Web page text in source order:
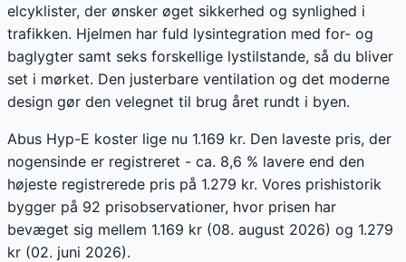
elcyklister, der ønsker øget sikkerhed og synlighed i
trafikken. Hjelmen har fuld lysintegration med for- og
baglygter samt seks forskellige lystilstande, så du bliver
set i mørket. Den justerbare ventilation og det moderne
design gør den velegnet til brug året rundt i byen.
Abus Hyp-E koster lige nu 1.169 kr. Den laveste pris, der
nogensinde er registreret - ca. 8,6 % lavere end den
højeste registrerede pris på 1.279 kr. Vores prishistorik
bygger på 92 prisobservationer, hvor prisen har
bevæget sig mellem 1.169 kr (08. august 2026) og 1.279
kr (02. juni 2026).